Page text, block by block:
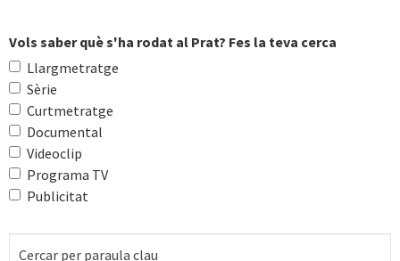
Vols saber què s'ha rodat al Prat? Fes la teva cerca
Llargmetratge
Sèrie
Curtmetratge
Documental
Videoclip
Programa TV
Publicitat